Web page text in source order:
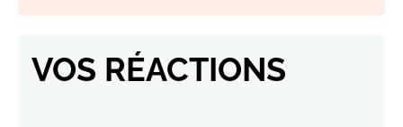
VOS RÉACTIONS